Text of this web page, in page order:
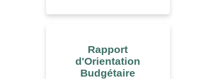
Rapport
d'Orientation
Budgétaire